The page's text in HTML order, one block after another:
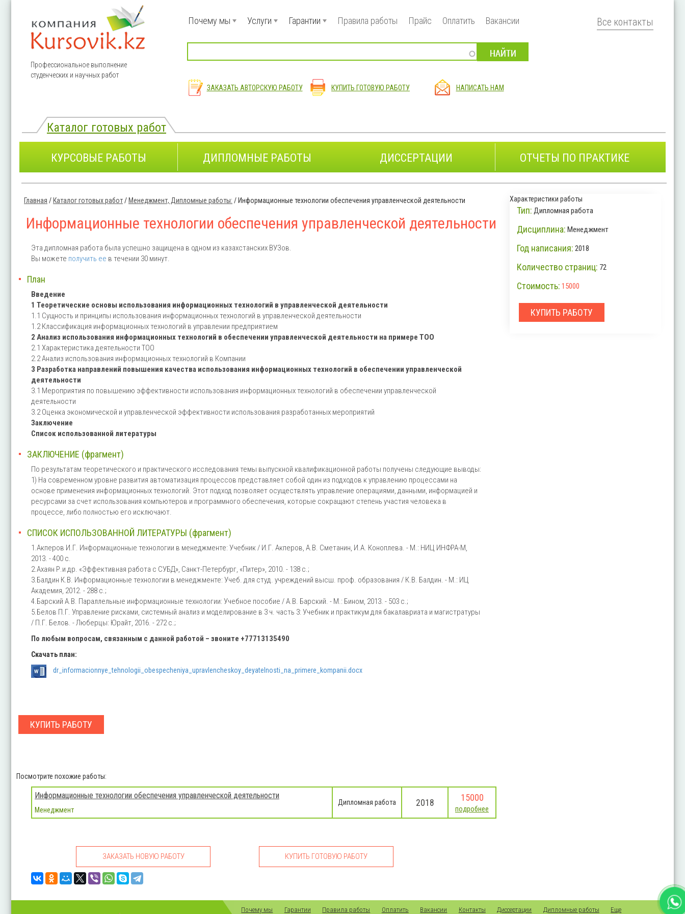
Профессиональное выполнение
студенческих и научных работ
Почему мы Услуги Гарантии Правила работы Прайс Оплатить Вакансии
ЗАКАЗАТЬ АВТОРСКУЮ РАБОТУ КУПИТЬ ГОТОВУЮ РАБОТУ НАПИСАТЬ НАМ
Все контакты
Каталог готовых работ
КУРСОВЫЕ РАБОТЫ ДИПЛОМНЫЕ РАБОТЫ ДИССЕРТАЦИИ ОТЧЕТЫ ПО ПРАКТИКЕ
Главная / Каталог готовых работ/ Менеджмент, Дипломные работы: / Информационные технологии обеспечения управленческой деятельности
Информационные технологии обеспечения управленческой деятельности
Эта дипломная работа была успешно защищена в одном из казахстанских ВУЗов.
Вы можете получить ее в течении 30 минут.
План
Введение
1 Теоретические основы использования информационных технологий в управленческой деятельности
1.1 Сущность и принципы использования информационных технологий в управленческой деятельности
1.2 Классификация информационных технологий в управлении предприятием
2 Анализ использования информационных технологий в обеспечении управленческой деятельности на примере ТОО
2.1 Характеристика деятельности ТОО
2.2 Анализ использования информационных технологий в Компании
3 Разработка направлений повышения качества использования информационных технологий в обеспечении управленческой
деятельности
3.1 Мероприятия по повышению эффективности использования информационных технологий в обеспечении управленческой
деятельности
3.2 Оценка экономической и управленческой эффективности использования разработанных мероприятий
Заключение
Список использованной литературы
ЗАКЛЮЧЕНИЕ (фрагмент)
По результатам теоретического и практического исследования темы выпускной квалификационной работы получены следующие выводы:
1) На современном уровне развития автоматизация процессов представляет собой один из подходов к управлению процессами на
основе применения информационных технологий. Этот подход позволяет осуществлять управление операциями, данными, информацией и
ресурсами за счет использования компьютеров и программного обеспечения, которые сокращают степень участия человека в
процессе, либо полностью его исключают.
СПИСОК ИСПОЛЬЗОВАННОЙ ЛИТЕРАТУРЫ (фрагмент)
1.Акперов И.Г. Информационные технологии в менеджменте: Учебник / И.Г. Акперов, А.В. Сметанин, И.А. Коноплева. - М.: НИЦ ИНФРА-М,
2013. - 400 c.
2.Ахаян Р.и др. «Эффективная работа с СУБД», Санкт-Петербург, «Питер», 2010. - 138 с.;
3.Балдин К.В. Информационные технологии в менеджменте: Учеб. для студ. учреждений высш. проф. образования / К.В. Балдин. - М.: ИЦ
Академия, 2012. - 288 c.;
4.Барский А.В. Параллельные информационные технологии: Учебное пособие / А.В. Барский. - М.: Бином, 2013. - 503 c.;
5.Белов П.Г. Управление рисками, системный анализ и моделирование в 3 ч. часть 3: Учебник и практикум для бакалавриата и магистратуры
/ П.Г. Белов. - Люберцы: Юрайт, 2016. - 272 c.;
По любым вопросам, связанным с данной работой – звоните +77713135490
Скачать план:
dr_informacionnye_tehnologii_obespecheniya_upravlencheskoy_deyatelnosti_na_primere_kompanii.docx
КУПИТЬ РАБОТУ
Посмотрите похожие работы:
Информационные технологии обеспечения управленческой деятельности
Менеджмент
Дипломная работа 2018 15000
подробнее
ЗАКАЗАТЬ НОВУЮ РАБОТУ КУПИТЬ ГОТОВУЮ РАБОТУ
Характеристики работы
Тип: Дипломная работа
Дисциплина: Менеджмент
Год написания: 2018
Количество страниц: 72
Стоимость: 15000
КУПИТЬ РАБОТУ
Почему мы Гарантии Правила работы Оплатить Вакансии Контакты Диссертации Дипломные работы Еще